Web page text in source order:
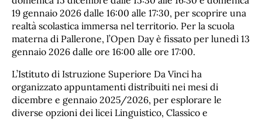
19 gennaio 2026 dalle 16:00 alle 17:30, per scoprire una
realtà scolastica immersa nel territorio. Per la scuola
materna di Pallerone, l’Open Day è fissato per lunedì 13
gennaio 2026 dalle ore 16:00 alle ore 17:00.
L’Istituto di Istruzione Superiore Da Vinci ha
organizzato appuntamenti distribuiti nei mesi di
dicembre e gennaio 2025/2026, per esplorare le
diverse opzioni dei licei Linguistico, Classico e